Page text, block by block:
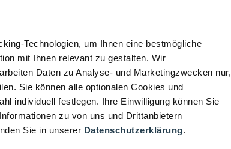
Technologien, um Ihnen eine bestmögliche
mit Ihnen relevant zu gestalten. Wir
Daten zu Analyse- und Marketingzwecken nur,
Sie können alle optionalen Cookies und
individuell festlegen. Ihre Einwilligung können Sie
zu von uns und Drittanbietern
Sie in unserer Datenschutzerklärung.